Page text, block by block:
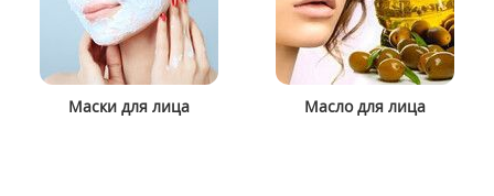
Маски для лица Масло для лица